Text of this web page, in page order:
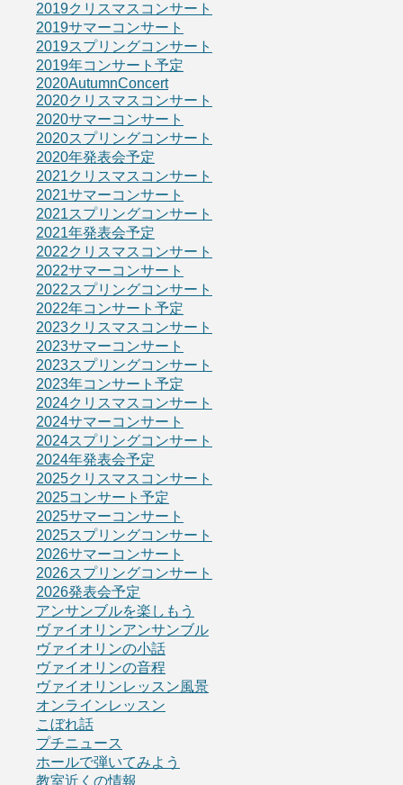
2019クリスマスコンサート
2019サマーコンサート
2019スプリングコンサート
2019年コンサート予定
2020AutumnConcert
2020クリスマスコンサート
2020サマーコンサート
2020スプリングコンサート
2020年発表会予定
2021クリスマスコンサート
2021サマーコンサート
2021スプリングコンサート
2021年発表会予定
2022クリスマスコンサート
2022サマーコンサート
2022スプリングコンサート
2022年コンサート予定
2023クリスマスコンサート
2023サマーコンサート
2023スプリングコンサート
2023年コンサート予定
2024クリスマスコンサート
2024サマーコンサート
2024スプリングコンサート
2024年発表会予定
2025クリスマスコンサート
2025コンサート予定
2025サマーコンサート
2025スプリングコンサート
2026サマーコンサート
2026スプリングコンサート
2026発表会予定
アンサンブルを楽しもう
ヴァイオリンアンサンブル
ヴァイオリンの小話
ヴァイオリンの音程
ヴァイオリンレッスン風景
オンラインレッスン
こぼれ話
プチニュース
ホールで弾いてみよう
教室近くの情報